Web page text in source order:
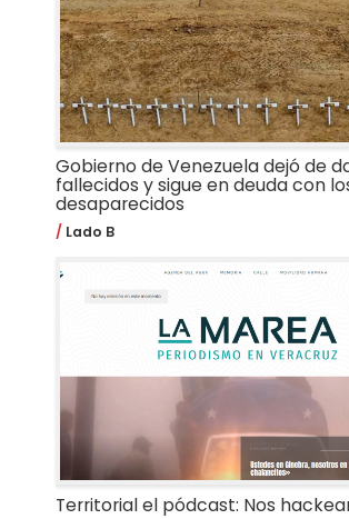
Gobierno de Venezuela dejó de
fallecidos y sigue en deuda con
desaparecidos
Lado B
Territorial el pódcast: Nos